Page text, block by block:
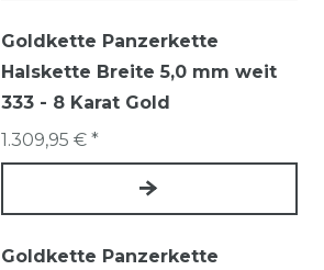
Goldkette Panzerkette
Halskette Breite 5,0 mm weit
333 - 8 Karat Gold
1.309,95 € *
Goldkette Panzerkette